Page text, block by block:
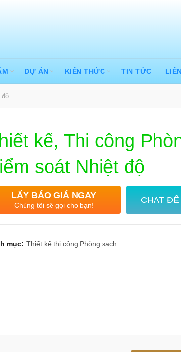
DỰ ÁN KIẾN THỨC TIN TỨC
độ
kế, Thi công
soát Nhiệt độ
LẤY BÁO GIÁ NGAY
Chúng tôi sẽ gọi cho bạn!
CHAT
mục: Thiết kế thi công Phòng sạch